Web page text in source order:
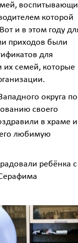
которой
и в этом году
приходов были
для
их семей, которые
округа по
своего
в храме и
любимую
ребёнка с